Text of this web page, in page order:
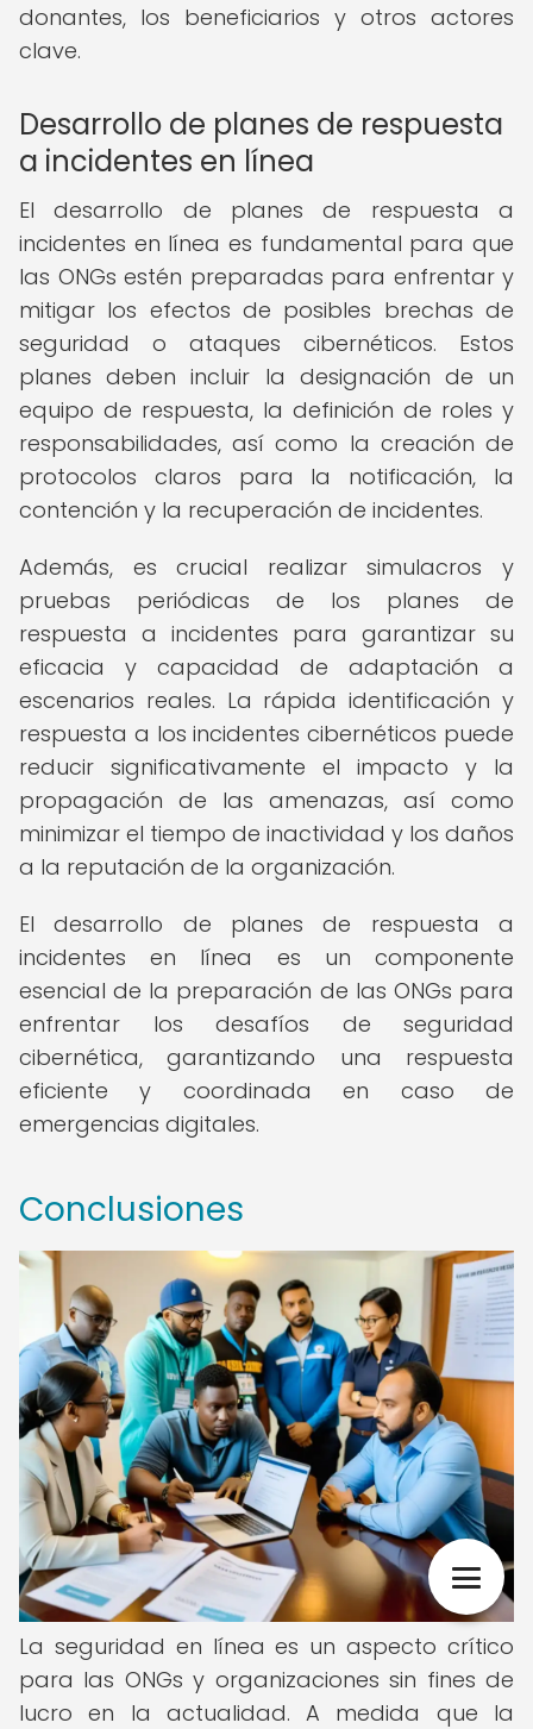
donantes, los beneficiarios y otros actores
clave.
Desarrollo de planes de respuesta
a incidentes en línea
El desarrollo de planes de respuesta a
incidentes en línea es fundamental para que
las ONGs estén preparadas para enfrentar y
mitigar los efectos de posibles brechas de
seguridad o ataques cibernéticos. Estos
planes deben incluir la designación de un
equipo de respuesta, la definición de roles y
responsabilidades, así como la creación de
protocolos claros para la notificación, la
contención y la recuperación de incidentes.
Además, es crucial realizar simulacros y
pruebas periódicas de los planes de
respuesta a incidentes para garantizar su
eficacia y capacidad de adaptación a
escenarios reales. La rápida identificación y
respuesta a los incidentes cibernéticos puede
reducir significativamente el impacto y la
propagación de las amenazas, así como
minimizar el tiempo de inactividad y los daños
a la reputación de la organización.
El desarrollo de planes de respuesta a
incidentes en línea es un componente
esencial de la preparación de las ONGs para
enfrentar los desafíos de seguridad
cibernética, garantizando una respuesta
eficiente y coordinada en caso de
emergencias digitales.
Conclusiones
La seguridad en línea es un aspecto crítico
para las ONGs y organizaciones sin fines de
lucro en la actualidad. A medida que la